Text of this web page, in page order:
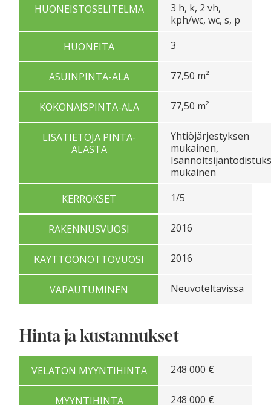
HUONEISTOSELITELMÄ
3 h, k, 2 vh,
kph/wc, wc, s, p
HUONEITA
3
ASUINPINTA-ALA 77,50 m²
KOKONAISPINTA-ALA 77,50 m²
LISÄTIETOJA PINTA-
ALASTA
Yhtiöjärjestyksen
mukainen,
mukainen
KERROKSET
1/5
RAKENNUSVUOSI 2016
KÄYTTÖÖNOTTOVUOSI 2016
VAPAUTUMINEN Neuvoteltavissa
Hinta ja kustannukset
VELATON MYYNTIHINTA 248 000 €
MYYNTIHINTA 248 000 €